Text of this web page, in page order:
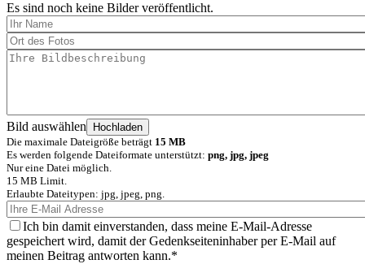
Es sind noch keine Bilder veröffentlicht.
Bild auswählen
Die maximale Dateigröße beträgt 15 MB
Es werden folgende Dateiformate unterstützt: png, jpg, jpeg
Nur eine Datei möglich.
15 MB Limit.
Erlaubte Dateitypen: jpg, jpeg, png.
Ich bin damit einverstanden, dass meine E-Mail-Adresse
gespeichert wird, damit der Gedenkseiteninhaber per E-Mail auf
meinen Beitrag antworten kann.